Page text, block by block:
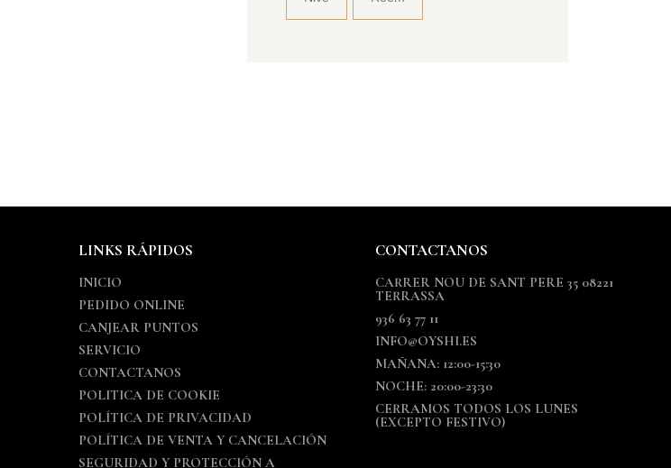
LINKS RÁPIDOS
INICIO
PEDIDO ONLINE
CANJEAR PUNTOS
SERVICIO
CONTACTANOS
POLITICA DE COOKIE
POLÍTICA DE PRIVACIDAD
POLÍTICA DE VENTA Y CANCELACIÓN
SEGURIDAD Y PROTECCIÓN A
CONTACTANOS
CARRER NOU DE SANT PERE 35 08221
TERRASSA
936 63 77 11
INFO@OYSHI.ES
MAÑANA: 12:00-15:30
NOCHE: 20:00-23:30
CERRAMOS TODOS LOS LUNES
(EXCEPTO FESTIVO)